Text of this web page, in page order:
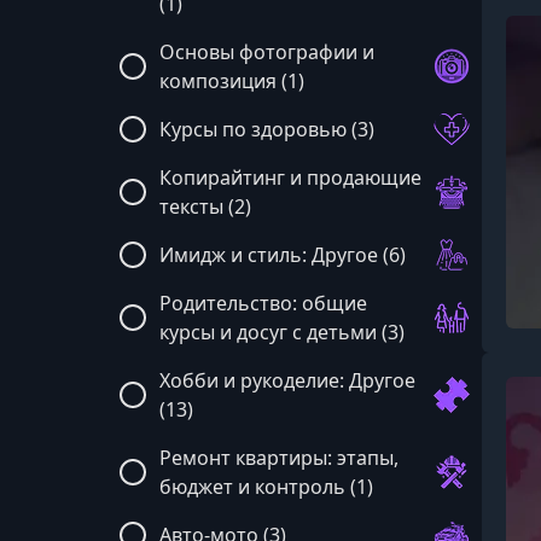
Основы фотографии и
композиция (1)
Курсы по здоровью (3)
Копирайтинг и продающие
тексты (2)
Имидж и стиль: Другое (6)
Родительство: общие
курсы и досуг с детьми (3)
Хобби и рукоделие: Другое
(13)
Ремонт квартиры: этапы,
бюджет и контроль (1)
Авто-мото (3)